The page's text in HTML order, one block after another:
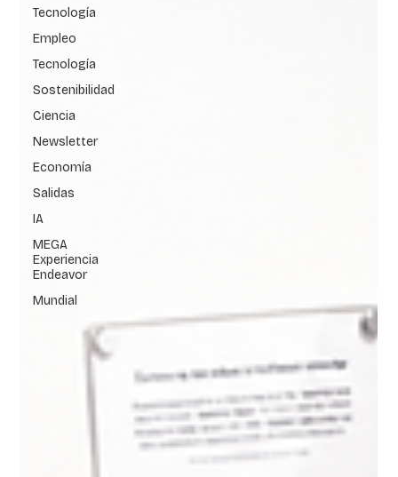
Tecnología
Empleo
Tecnología
Sostenibilidad
Ciencia
Newsletter
Economía
Salidas
IA
MEGA
Experiencia
Endeavor
Mundial